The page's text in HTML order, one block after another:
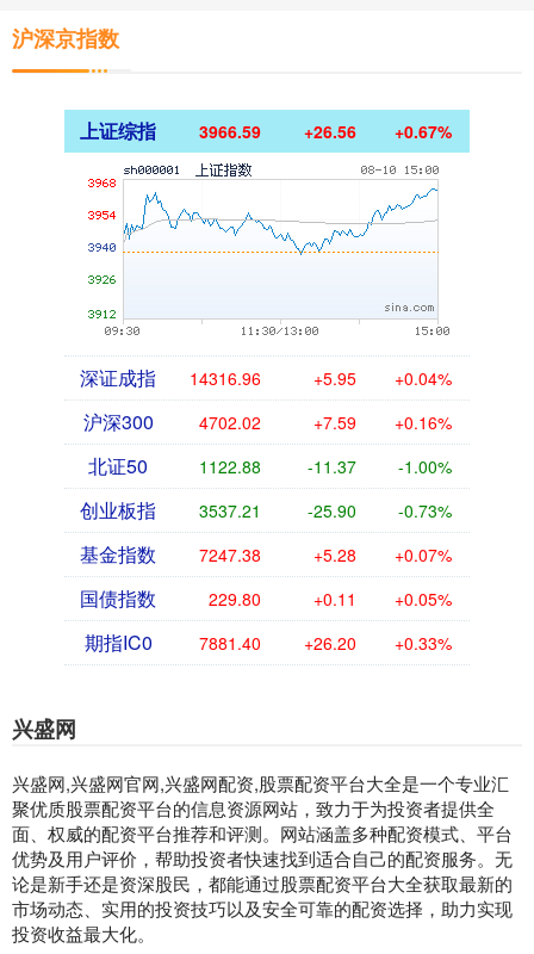
沪深京指数
上证综指 3966.59 +26.56 +0.67%
深证成指 14316.96 +5.95 +0.04%
沪深300 4702.02 +7.59 +0.16%
北证50 1122.88 -11.37 -1.00%
创业板指 3537.21 -25.90 -0.73%
基金指数 7247.38 +5.28 +0.07%
国债指数 229.80 +0.11 +0.05%
期指IC0 7881.40 +26.20 +0.33%
兴盛网
兴盛网,兴盛网官网,兴盛网配资,股票配资平台大全是一个专业汇
聚优质股票配资平台的信息资源网站，致力于为投资者提供全
面、权威的配资平台推荐和评测。网站涵盖多种配资模式、平台
优势及用户评价，帮助投资者快速找到适合自己的配资服务。无
论是新手还是资深股民，都能通过股票配资平台大全获取最新的
市场动态、实用的投资技巧以及安全可靠的配资选择，助力实现
投资收益最大化。